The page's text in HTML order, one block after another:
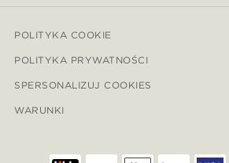
POLITYKA COOKIE
POLITYKA PRYWATNOŚCI
SPERSONALIZUJ COOKIES
WARUNKI